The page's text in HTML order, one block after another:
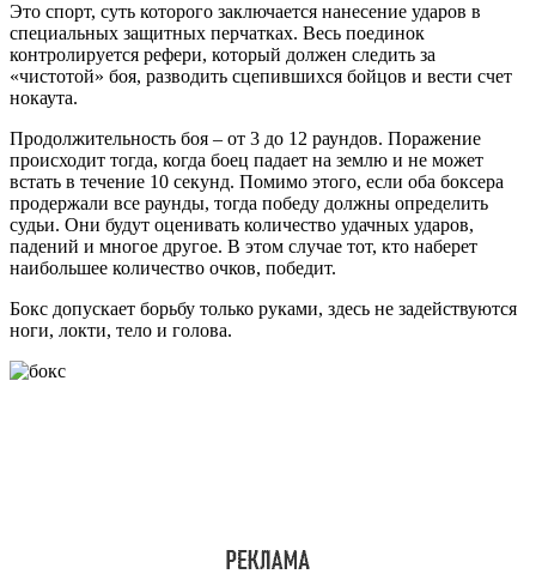
Это спорт, суть которого заключается нанесение ударов в
специальных защитных перчатках. Весь поединок
контролируется рефери, который должен следить за
«чистотой» боя, разводить сцепившихся бойцов и вести счет
нокаута.
Продолжительность боя – от 3 до 12 раундов. Поражение
происходит тогда, когда боец падает на землю и не может
встать в течение 10 секунд. Помимо этого, если оба боксера
продержали все раунды, тогда победу должны определить
судьи. Они будут оценивать количество удачных ударов,
падений и многое другое. В этом случае тот, кто наберет
наибольшее количество очков, победит.
Бокс допускает борьбу только руками, здесь не задействуются
ноги, локти, тело и голова.